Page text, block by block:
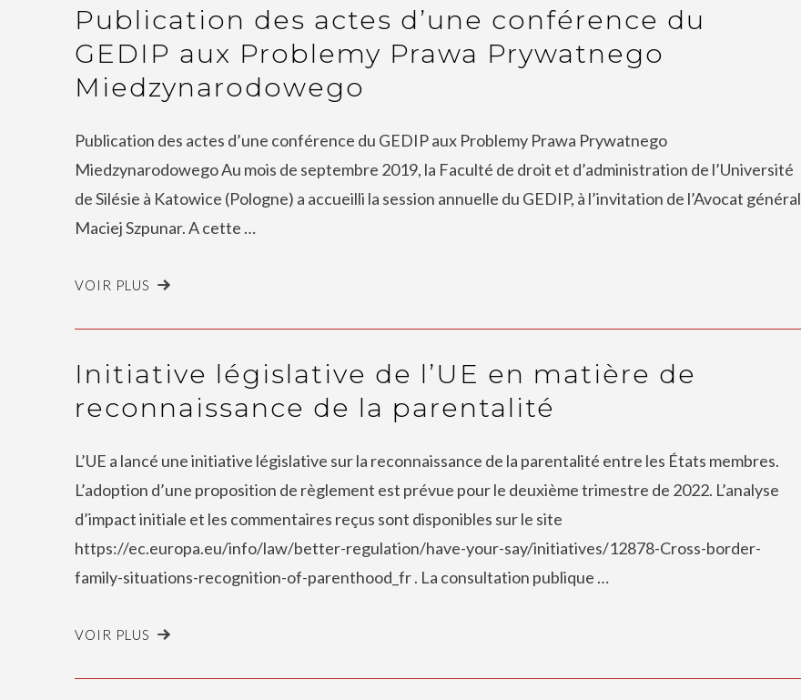
Publication des actes d’une conférence du
GEDIP aux Problemy Prawa Prywatnego
Miedzynarodowego
Publication des actes d’une conférence du GEDIP aux Problemy Prawa Prywatnego
Miedzynarodowego Au mois de septembre 2019, la Faculté de droit et d’administration de l’Université
de Silésie à Katowice (Pologne) a accueilli la session annuelle du GEDIP, à l’invitation de l’Avocat général
Maciej Szpunar. A cette …
VOIR PLUS
Initiative législative de l’UE en matière de
reconnaissance de la parentalité
L’UE a lancé une initiative législative sur la reconnaissance de la parentalité entre les États membres.
L’adoption d’une proposition de règlement est prévue pour le deuxième trimestre de 2022. L’analyse
d’impact initiale et les commentaires reçus sont disponibles sur le site
https://ec.europa.eu/info/law/better-regulation/have-your-say/initiatives/12878-Cross-border-
family-situations-recognition-of-parenthood_fr . La consultation publique …
VOIR PLUS